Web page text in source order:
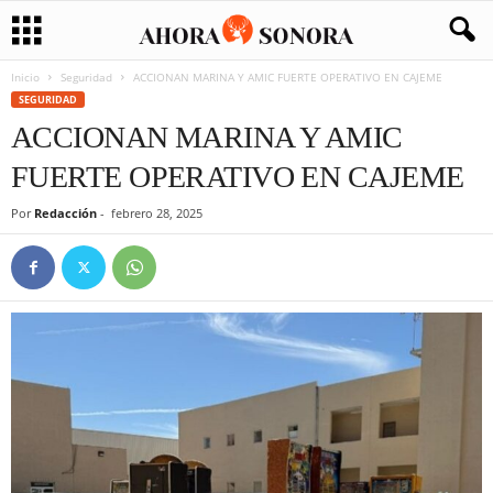
Inicio Seguridad ACCIONAN MARINA Y AMIC FUERTE OPERATIVO EN CAJEME
SEGURIDAD
ACCIONAN MARINA Y AMIC
FUERTE OPERATIVO EN CAJEME
Por Redacción - febrero 28, 2025